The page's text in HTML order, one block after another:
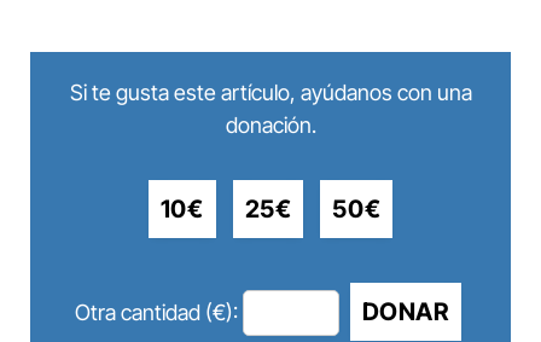
Si te gusta este artículo, ayúdanos con una
donación.
10€ 25€ 50€
Otra cantidad (€): DONAR